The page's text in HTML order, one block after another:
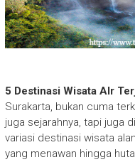
5 Destinasi Wisata AIr
Surakarta, bukan cuma
juga sejarahnya, tapi juga
variasi destinasi wisata
yang menawan hingga